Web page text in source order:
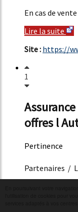
En cas de
Lire la suite
Site : https://
1
offres l
Pertinence
Partenaires /
Tout sur